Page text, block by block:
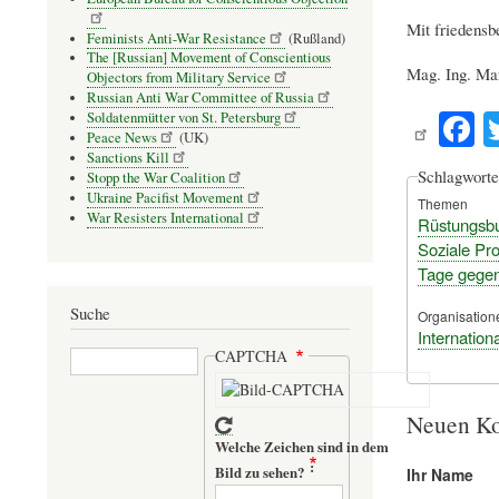
Mit
Mag. Ing.
bo
Schlagworte
Themen
Soziale
Tage
Neuen
Ihr Name
Feminists Anti-War Resistance
(Rußland)
The [Russian] Movement of Conscientious
Objectors from Military Service
Russian Anti War Committee of Russia
Soldatenmütter von St. Petersburg
Peace News
(UK)
Sanctions Kill
Stopp the War Coalition
Ukraine Pacifist Movement
War Resisters International
Suche
Suche CAPTCHA
Welche Zeichen sind in dem
Bild zu sehen?